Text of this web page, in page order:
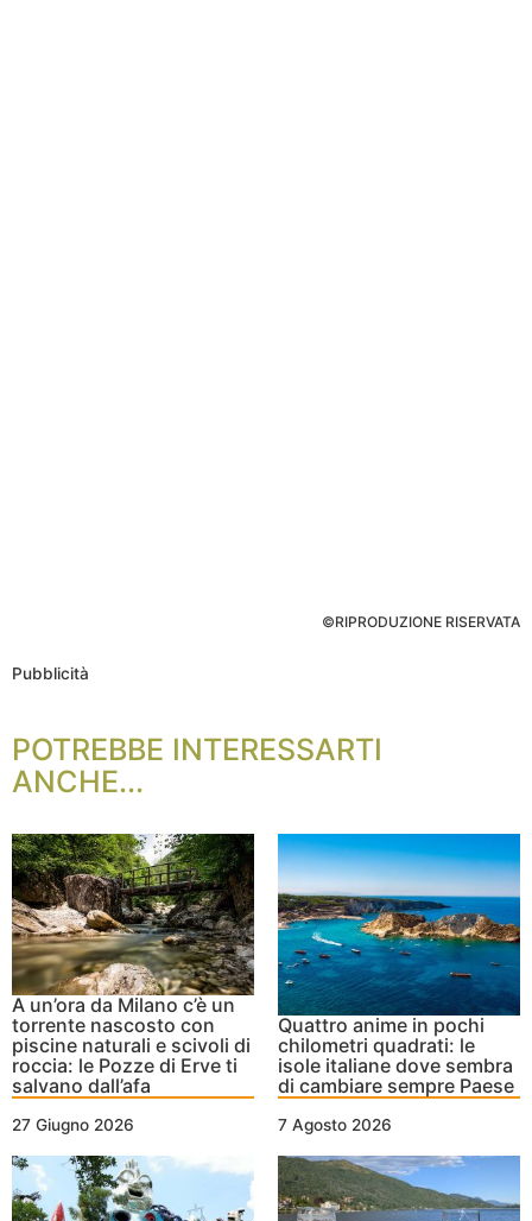
©RIPRODUZIONE RISERVATA
Pubblicità
POTREBBE INTERESSARTI
ANCHE...
A un’ora da Milano c’è un
torrente nascosto con
piscine naturali e scivoli di
roccia: le Pozze di Erve ti
salvano dall’afa
27 Giugno 2026
Quattro anime in pochi
chilometri quadrati: le
isole italiane dove sembra
di cambiare sempre Paese
7 Agosto 2026